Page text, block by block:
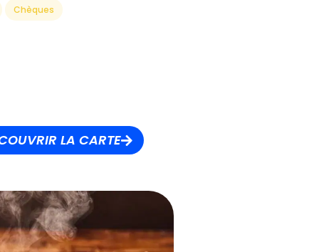
Chèques
LA CARTE